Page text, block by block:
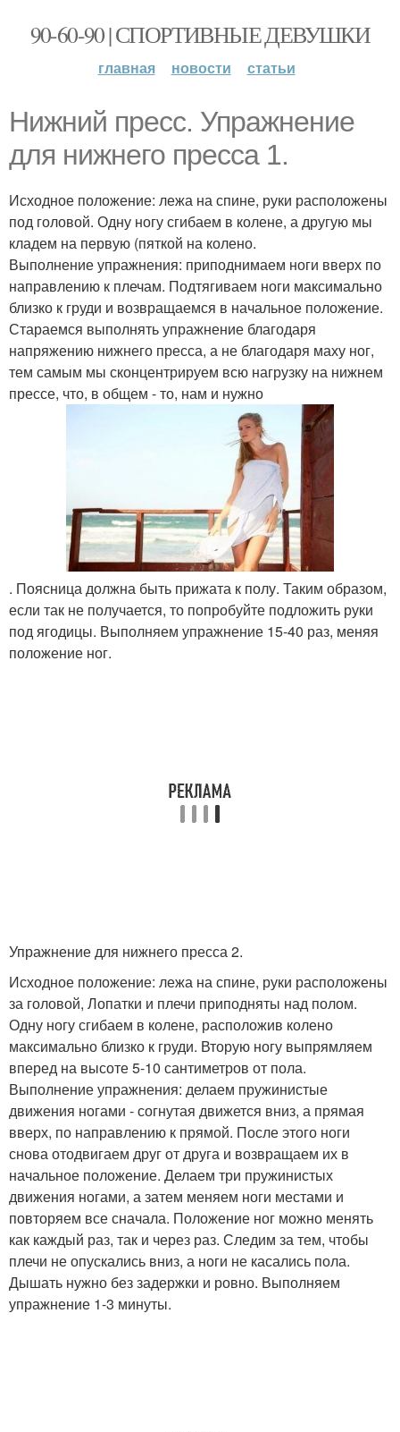
90-60-90 | СПОРТИВНЫЕ ДЕВУШКИ
главная новости статьи
Нижний пресс. Упражнение
для нижнего пресса 1.
Исходное положение: лежа на спине, руки расположены
под головой. Одну ногу сгибаем в колене, а другую мы
кладем на первую (пяткой на колено.
Выполнение упражнения: приподнимаем ноги вверх по
направлению к плечам. Подтягиваем ноги максимально
близко к груди и возвращаемся в начальное положение.
Стараемся выполнять упражнение благодаря
напряжению нижнего пресса, а не благодаря маху ног,
тем самым мы сконцентрируем всю нагрузку на нижнем
прессе, что, в общем - то, нам и нужно
. Поясница должна быть прижата к полу. Таким образом,
если так не получается, то попробуйте подложить руки
под ягодицы. Выполняем упражнение 15-40 раз, меняя
положение ног.
Упражнение для нижнего пресса 2.
Исходное положение: лежа на спине, руки расположены
за головой, Лопатки и плечи приподняты над полом.
Одну ногу сгибаем в колене, расположив колено
максимально близко к груди. Вторую ногу выпрямляем
вперед на высоте 5-10 сантиметров от пола.
Выполнение упражнения: делаем пружинистые
движения ногами - согнутая движется вниз, а прямая
вверх, по направлению к прямой. После этого ноги
снова отодвигаем друг от друга и возвращаем их в
начальное положение. Делаем три пружинистых
движения ногами, а затем меняем ноги местами и
повторяем все сначала. Положение ног можно менять
как каждый раз, так и через раз. Следим за тем, чтобы
плечи не опускались вниз, а ноги не касались пола.
Дышать нужно без задержки и ровно. Выполняем
упражнение 1-3 минуты.